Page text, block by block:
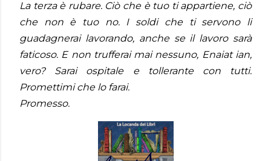
La terza è rubare. Ciò che è tuo ti appartiene, ciò
che non è tuo no. I soldi che ti servono li
guadagnerai lavorando, anche se il lavoro sarà
faticoso. E non trufferai mai nessuno, Enaiat ian,
vero? Sarai ospitale e tollerante con tutti.
Promettimi che lo farai.
Promesso.